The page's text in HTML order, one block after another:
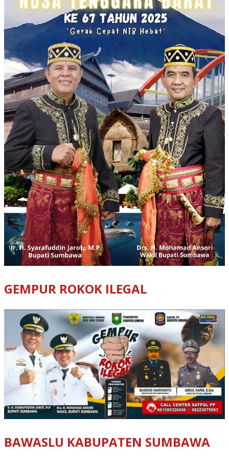
GEMPUR ROKOK ILEGAL
BAWASLU KABUPATEN SUMBAWA